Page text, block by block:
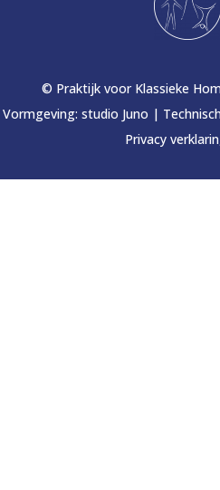
© Praktijk voor Klassieke
Vormgeving: studio Juno |
Privacy